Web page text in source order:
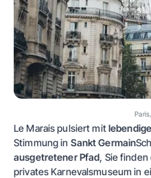
Le Marais pulsiert mit
Stimmung in Sankt Germain
ausgetretener Pfad, Sie finden
privates Karnevalsmuseum in